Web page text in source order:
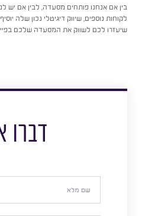
בין אם אנחנו פותחים מסעדה, לבין אם יש
לקוחות נוספים, שיווק דיגיטלי נכון שלה
שיעזרו לכם לשווק את המסעדה שלכם
דברו